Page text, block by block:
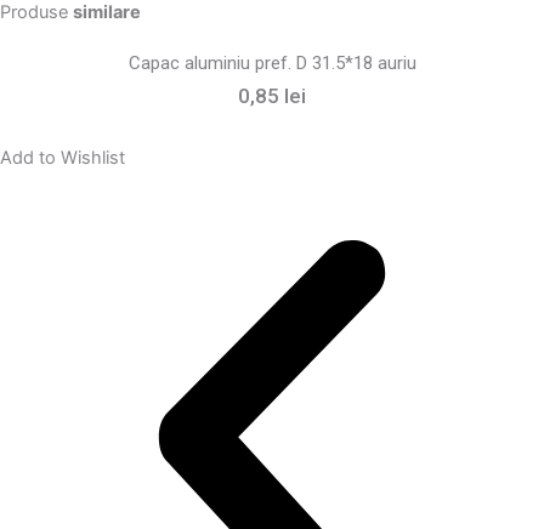
Produse similare
Capac aluminiu pref. D 31.5*18 auriu
0,85 lei
Add to Wishlist